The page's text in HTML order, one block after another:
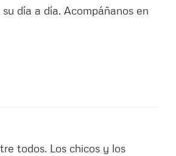
día a día. Acompáñanos en
todos. Los chicos y los